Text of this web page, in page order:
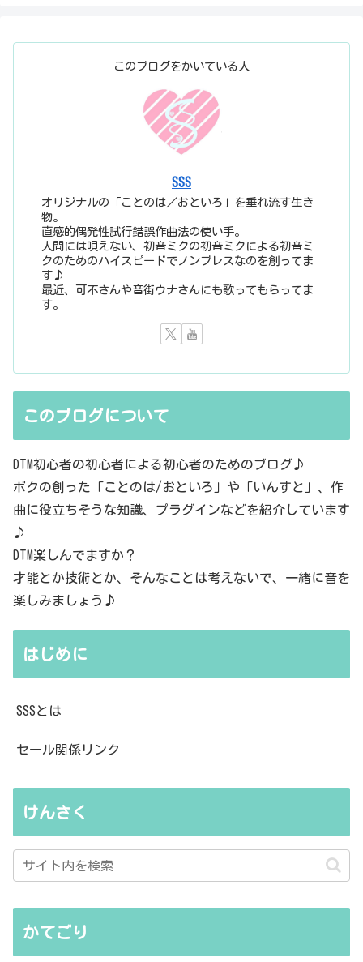
このブログをかいている人
SSS
オリジナルの「ことのは／おといろ」を垂れ流す生き
物。
直感的偶発性試行錯誤作曲法の使い手。
人間には唄えない、初音ミクの初音ミクによる初音ミ
クのためのハイスピードでノンブレスなのを創ってま
す♪
最近、可不さんや音街ウナさんにも歌ってもらってま
す。
このブログについて
DTM初心者の初心者による初心者のためのブログ♪
ボクの創った「ことのは/おといろ」や「いんすと」、作
曲に役立ちそうな知識、プラグインなどを紹介しています
♪
DTM楽しんでますか？
才能とか技術とか、そんなことは考えないで、一緒に音を
楽しみましょう♪
はじめに
SSSとは
セール関係リンク
けんさく
かてごり